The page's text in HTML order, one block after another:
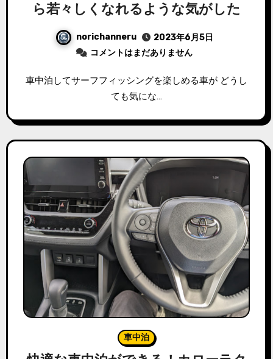
ら若々しくなれるような気がした
norichanneru
2023年6月5日
コメントはまだありません
車中泊してサーフフィッシングを楽しめる車が どうし
ても気にな…
車中泊